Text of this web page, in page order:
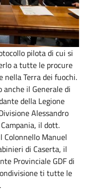
pilota di cui si
a tutte le procure
Terra dei fuochi.
il Generale di
della Legione
Alessandro
il dott.
Colonnello Manuel
di Caserta, il
Provinciale GDF di
ti tutte le